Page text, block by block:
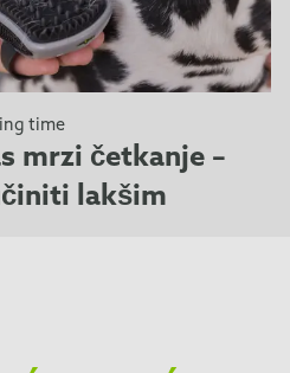
time
mrzi četkanje –
lakšim